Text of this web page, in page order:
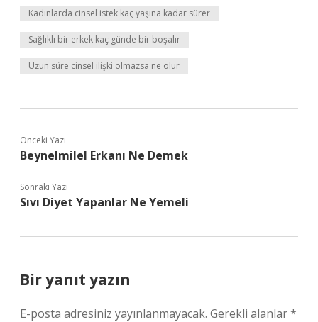
Kadınlarda cinsel istek kaç yaşına kadar sürer
Sağlıklı bir erkek kaç günde bir boşalır
Uzun süre cinsel ilişki olmazsa ne olur
Önceki Yazı
Beynelmilel Erkanı Ne Demek
Sonraki Yazı
Sıvı Diyet Yapanlar Ne Yemeli
Bir yanıt yazın
E-posta adresiniz yayınlanmayacak. Gerekli alanlar*